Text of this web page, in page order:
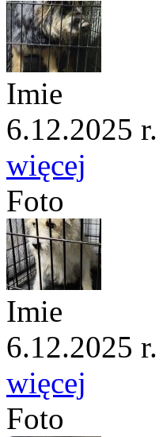
Imie
6.12.2025 r.
więcej
Foto
Imie
6.12.2025 r.
więcej
Foto